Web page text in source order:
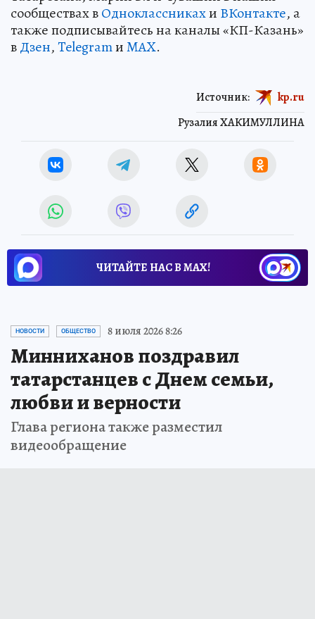
сообществах вОдноклассникахи ВКонтакте, а
также подписывайтесь на каналы «КП-Казань»
вДзен,TelegramиMAX.
Рузалия ХАКИМУЛЛИНА
Источник: kp.ru
ЧИТАЙТЕ НАС В МАХ!
НОВОСТИ ОБЩЕСТВО 8 июля 2026 8:26
Минниханов поздравил
татарстанцев с Днем семьи,
любви и верности
Глава региона также разместил
видеообращение